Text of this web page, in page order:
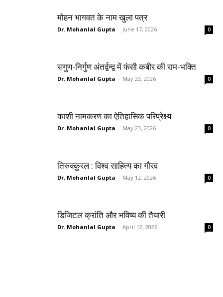
मोहन भागवत के नाम खुला पत्र
Dr. Mohanlal Gupta - June 17, 2026 0
सगुण-निर्गुण अंतर्द्वन्द्व में फंसी कबीर की राम-भक्ति
Dr. Mohanlal Gupta - May 23, 2026 0
काशी नामकरण का ऐतिहासिक परिप्रेक्ष्य
Dr. Mohanlal Gupta - May 23, 2026 0
तिरुक्कुरल : विश्व साहित्य का गौरव
Dr. Mohanlal Gupta - May 12, 2026 0
डिजिटल क्रांति और भविष्य की तैयारी
Dr. Mohanlal Gupta - April 12, 2026 0